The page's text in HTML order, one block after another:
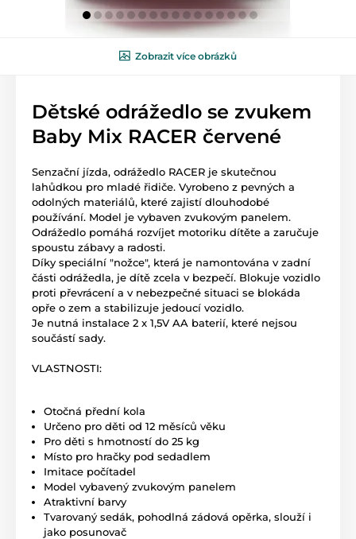
Zobrazit více obrázků
Dětské odrážedlo se zvukem
Baby Mix RACER červené
Senzační jízda, odrážedlo RACER je skutečnou
lahůdkou pro mladé řidiče. Vyrobeno z pevných a
odolných materiálů, které zajistí dlouhodobé
používání. Model je vybaven zvukovým panelem.
Odrážedlo pomáhá rozvíjet motoriku dítěte a zaručuje
spoustu zábavy a radosti.
Díky speciální "nožce", která je namontována v zadní
části odrážedla, je dítě zcela v bezpečí. Blokuje vozidlo
proti převrácení a v nebezpečné situaci se blokáda
opře o zem a stabilizuje jedoucí vozidlo.
Je nutná instalace 2 x 1,5V AA baterií, které nejsou
součástí sady.
VLASTNOSTI:
Otočná přední kola
Určeno pro děti od 12 měsíců věku
Pro děti s hmotností do 25 kg
Místo pro hračky pod sedadlem
Imitace počítadel
Model vybavený zvukovým panelem
Atraktivní barvy
Tvarovaný sedák, pohodlná zádová opěrka, slouží i
jako posunovač